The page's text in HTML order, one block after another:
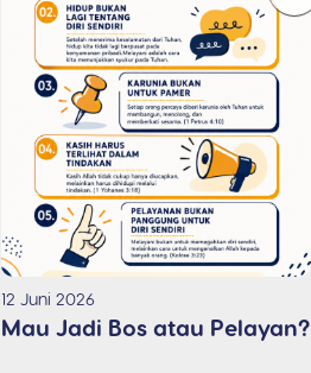
12 Juni 2026
Mau Jadi Bos atau Pelayan?